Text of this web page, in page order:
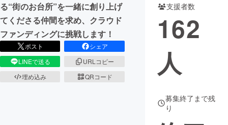
る“街のお台所”を一緒に創り上げ
てくださる仲間を求め、クラウド
ファンディングに挑戦します！
ポスト
シェア
LINEで送る
URLコピー
埋め込み
QRコード
支援者数
162
人
募集終了まで残
り